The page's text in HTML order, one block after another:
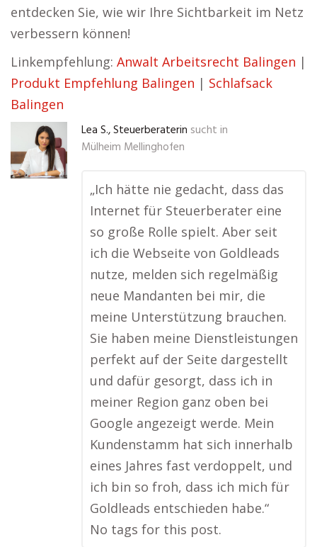
entdecken Sie, wie wir Ihre Sichtbarkeit im Netz
verbessern können!
Linkempfehlung: Anwalt Arbeitsrecht Balingen |
Produkt Empfehlung Balingen | Schlafsack
Balingen
Lea S., Steuerberaterin sucht in
Mülheim Mellinghofen
„Ich hätte nie gedacht, dass das
Internet für Steuerberater eine
so große Rolle spielt. Aber seit
ich die Webseite von Goldleads
nutze, melden sich regelmäßig
neue Mandanten bei mir, die
meine Unterstützung brauchen.
Sie haben meine Dienstleistungen
perfekt auf der Seite dargestellt
und dafür gesorgt, dass ich in
meiner Region ganz oben bei
Google angezeigt werde. Mein
Kundenstamm hat sich innerhalb
eines Jahres fast verdoppelt, und
ich bin so froh, dass ich mich für
Goldleads entschieden habe.“
No tags for this post.